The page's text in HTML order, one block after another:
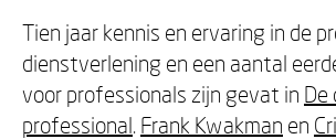
Tien jaar kennis en ervaring in de
dienstverlening en een aantal
voor professionals zijn gevat in De
professional. Frank Kwakman en